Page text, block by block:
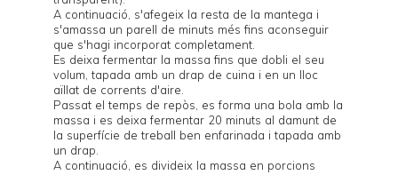
A continuació, s'afegeix la resta de la mantega i
s'amassa un parell de minuts més fins aconseguir
que s'hagi incorporat completament.
Es deixa fermentar la massa fins que dobli el seu
volum, tapada amb un drap de cuina i en un lloc
aïllat de corrents d'aire.
Passat el temps de repòs, es forma una bola amb la
massa i es deixa fermentar 20 minuts al damunt de
la superfície de treball ben enfarinada i tapada amb
un drap.
A continuació, es divideix la massa en porcions